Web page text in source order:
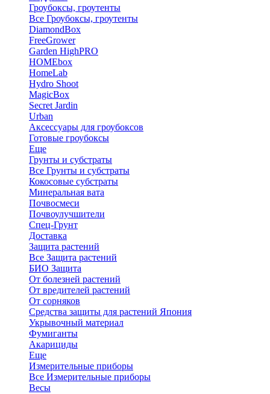
Гроубоксы, гроутенты
Все Гроубоксы, гроутенты
DiamondBox
FreeGrower
Garden HighPRO
HOMEbox
HomeLab
Hydro Shoot
MagicBox
Secret Jardin
Urban
Аксессуары для гроубоксов
Готовые гроубоксы
Еще
Грунты и субстраты
Все Грунты и субстраты
Кокосовые субстраты
Минеральная вата
Почвосмеси
Почвоулучшители
Спец-Грунт
Доставка
Защита растений
Все Защита растений
БИО Защита
От болезней растений
От вредителей растений
От сорняков
Средства защиты для растений Япония
Укрывочный материал
Фумиганты
Акарициды
Еще
Измерительные приборы
Все Измерительные приборы
Весы